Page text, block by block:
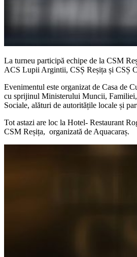
La turneu participă echipe de la CSM
ACS Lupii Argintii, CSȘ Reșița și CSȘ
Evenimentul este organizat de Casa de
cu sprijinul Ministerului Muncii,
Sociale, alături de autoritățile locale și
Tot astazi are loc la Hotel- Restaurant
CSM Reșița, organizată de Aquacaraș.